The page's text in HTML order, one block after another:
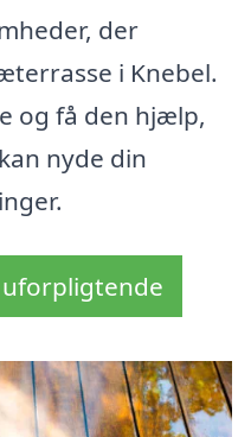
der
i Knebel.
og få den hjælp,
nyde din